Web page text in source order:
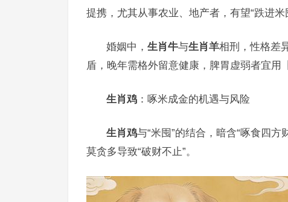
提携，尤其从事农业、地产者，有望“跌进米
婚姻中， 生肖牛与生肖羊相刑，性格差
盾，晚年需格外留意健康，脾胃虚弱者宜用
生肖鸡 ：啄米成金的机遇与风险
生肖鸡与“米囤”的结合，暗含“啄食四
莫贪多导致“破财不止”。